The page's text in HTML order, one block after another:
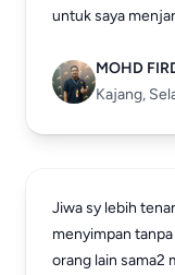
untuk saya
MOHD
Kajang,
Jiwa sy lebih
menyimpan
orang lain sama2